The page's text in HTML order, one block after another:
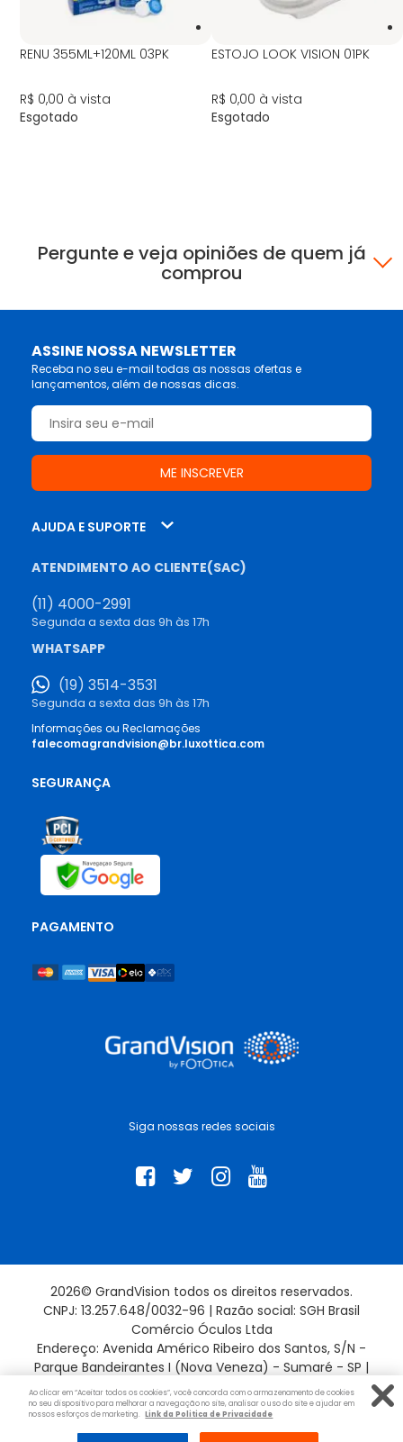
RENU 355ML+120ML 03PK
R$ 0,00 à vista
Esgotado
ESTOJO LOOK VISION 01PK
R$ 0,00 à vista
Esgotado
Pergunte e veja opiniões de quem já
comprou
ASSINE NOSSA NEWSLETTER
Receba no seu e-mail todas as nossas ofertas e
lançamentos, além de nossas dicas.
Siga nossas redes sociais
AJUDA E SUPORTE
ATENDIMENTO AO CLIENTE(SAC)
(11) 4000-2991
Segunda a sexta das 9h às 17h
WHATSAPP
(19) 3514-3531
Segunda a sexta das 9h às 17h
Informações ou Reclamações
falecomagrandvision@br.luxottica.com
SEGURANÇA
PAGAMENTO
2026© GrandVision todos os direitos reservados.
CNPJ: 13.257.648/0032-96 | Razão social: SGH Brasil
Comércio Óculos Ltda
Endereço: Avenida Américo Ribeiro dos Santos, S/N -
Parque Bandeirantes I (Nova Veneza) - Sumaré - SP |
13181-715
Ao clicar em “Aceitar todos os cookies”, você concorda com o armazenamento de cookies
no seu dispositivo para melhorar a navegação no site, analisar o uso do site e ajudar em
nossos esforços de marketing. Link da Politica de Privacidade